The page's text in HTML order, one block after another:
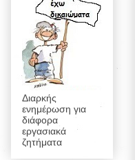
Διαρκής
ενημέρωση για
διάφορα
εργασιακά
ζητήματα